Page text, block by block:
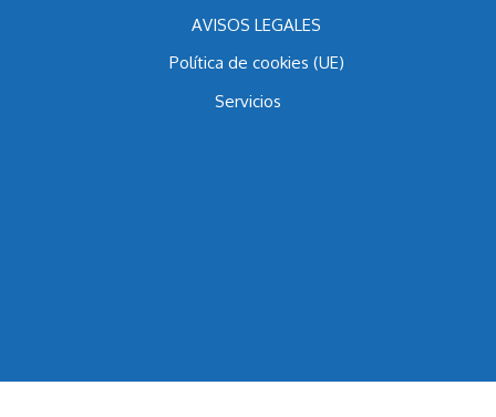
POLÍTICA DE PRIVACIDAD
AVISOS LEGALES
Política de cookies (UE)